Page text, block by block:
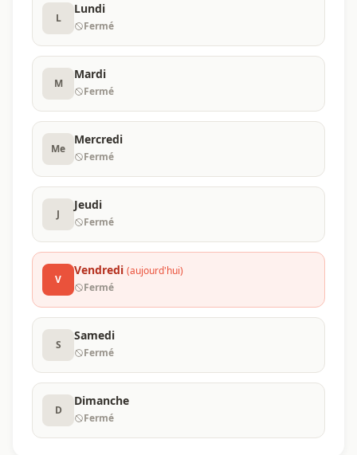
L
Lundi
Fermé
M
Mardi
Fermé
Me
Mercredi
Fermé
J
Jeudi
Fermé
V
Vendredi (aujourd'hui)
Fermé
S
Samedi
Fermé
D
Dimanche
Fermé